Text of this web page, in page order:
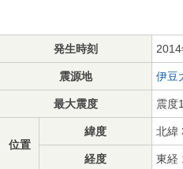
発生時刻
震源地 伊豆
最大震度 震度1
位置
緯度 北緯
経度 東経